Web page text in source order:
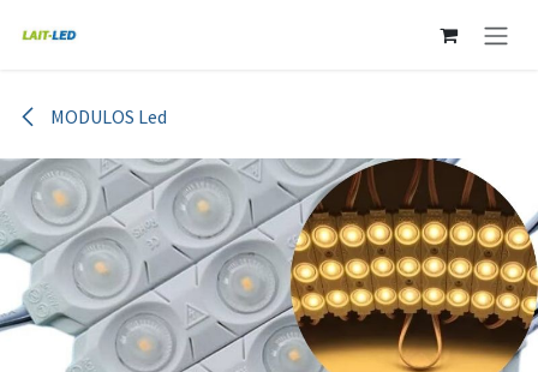
MODULOS Led